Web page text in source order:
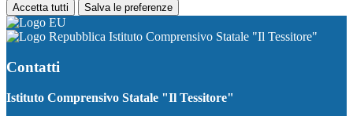
Accetta tutti Salva le preferenze
Istituto Comprensivo Statale "Il Tessitore"
Contatti
Istituto Comprensivo Statale "Il Tessitore"